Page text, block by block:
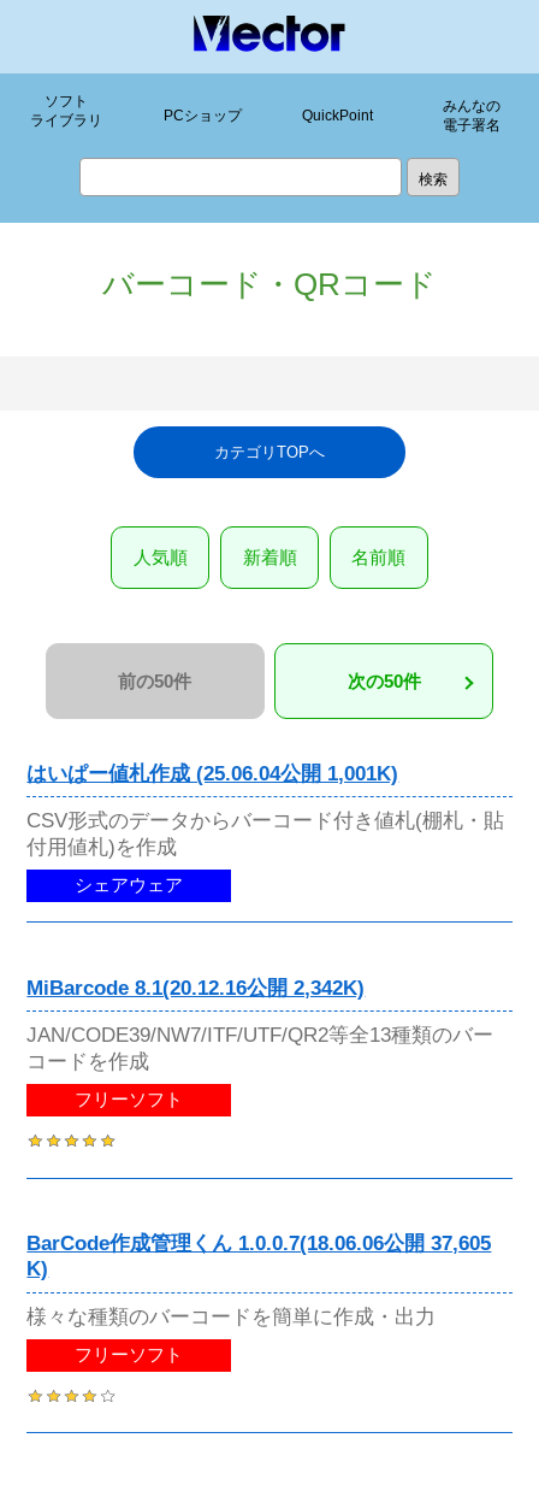
ソフト
ライブラリ
PCショップ QuickPoint
みんなの
電子署名
バーコード・QRコード
カテゴリTOPへ
人気順 新着順 名前順
前の50件 次の50件
はいぱー値札作成 (25.06.04公開 1,001K)
CSV形式のデータからバーコード付き値札(棚札・貼
付用値札)を作成
シェアウェア
MiBarcode 8.1(20.12.16公開 2,342K)
JAN/CODE39/NW7/ITF/UTF/QR2等全13種類のバー
コードを作成
フリーソフト
BarCode作成管理くん 1.0.0.7(18.06.06公開 37,605
K)
様々な種類のバーコードを簡単に作成・出力
フリーソフト